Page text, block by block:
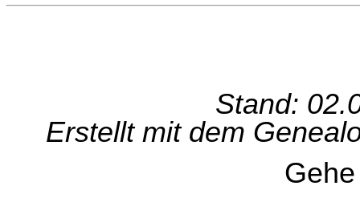
Stand:
Erstellt mit dem